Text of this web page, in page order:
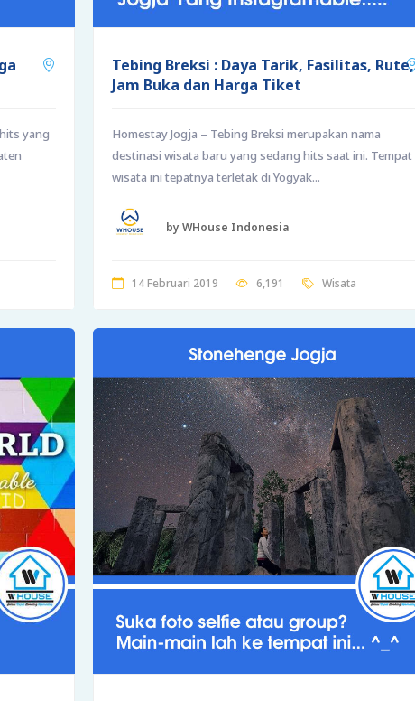
yang
Tebing Breksi : Daya Tarik, Fasilitas, Rute,
Jam Buka dan Harga Tiket
Homestay Jogja – Tebing Breksi merupakan nama
destinasi wisata baru yang sedang hits saat ini. Tempat
wisata ini tepatnya terletak di Yogyak...
by WHouse Indonesia
14 Februari 2019 6,191 Wisata